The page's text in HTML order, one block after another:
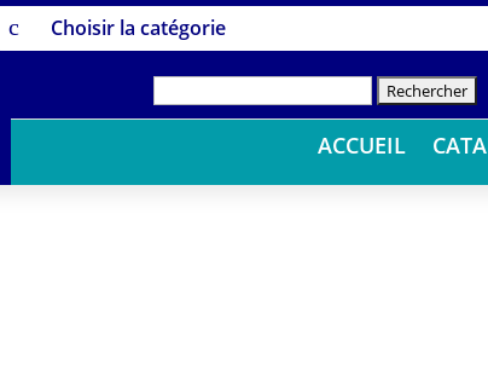
c Choisir la catégorie
ACCUEIL